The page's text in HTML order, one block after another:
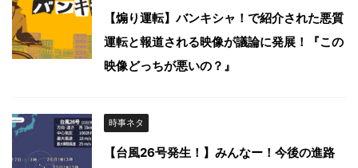
【煽り運転】バンキシャ！で紹介された悪質
運転と報道される映像が議論に発展！『この
映像どっちが悪いの？』
時事ネタ
【台風26号発生！】みんなー！今後の進路